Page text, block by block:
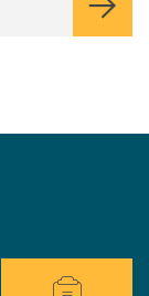
immediata?
Hai bisogno di